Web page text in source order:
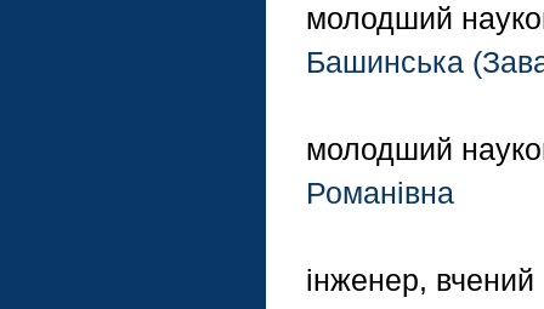
молодший
Башинська
молодший
Романівна
інженер, вчений